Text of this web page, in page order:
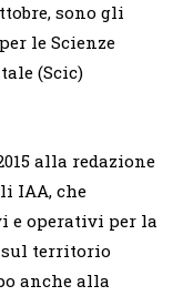
sono gli
le Scienze
(Scic)
alla redazione
IAA, che
e operativi per la
sul territorio
anche alla